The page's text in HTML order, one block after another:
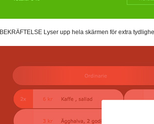
BEKRÄFTELSE Lyser upp hela skärmen för extra